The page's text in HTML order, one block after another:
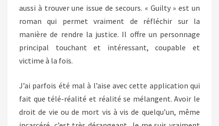
aussi à trouver une issue de secours. « Guilty » est un
roman qui permet vraiment de réfléchir sur la
manière de rendre la justice. Il offre un personnage
principal touchant et intéressant, coupable et
victime à la fois.
J’ai parfois été mal à l’aise avec cette application qui
fait que télé-réalité et réalité se mélangent. Avoir le
droit de vie ou de mort vis à vis de quelqu’un, même